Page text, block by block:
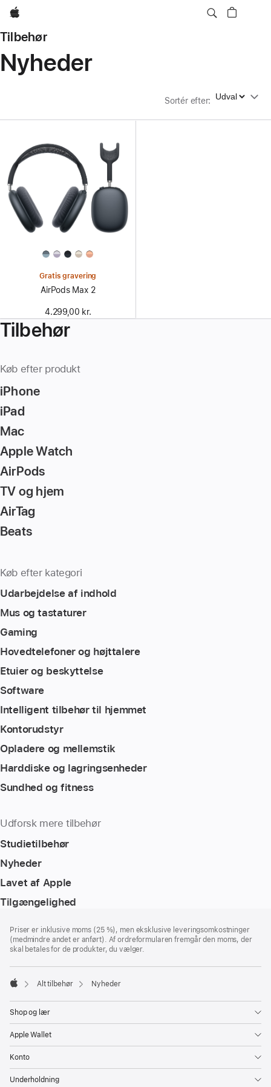
Apple
Tilbehør
Nyheder
Sortér efter: Sortér efter
Gratis gravering
AirPods Max 2
4.299,00 kr.
Tilbehør
Køb efter produkt
iPhone
iPad
Mac
Apple Watch
AirPods
TV og hjem
AirTag
Beats
Køb efter kategori
Udarbejdelse af indhold
Mus og tastaturer
Gaming
Hovedtelefoner og højttalere
Etuier og beskyttelse
Software
Intelligent tilbehør til hjemmet
Kontorudstyr
Opladere og mellemstik
Harddiske og lagringsenheder
Sundhed og fitness
Udforsk mere tilbehør
Studietilbehør
Nyheder
Lavet af Apple
Tilgængelighed
Priser er inklusive moms (25 %), men eksklusive leveringsomkostninger
(medmindre andet er anført). Af ordreformularen fremgår den moms, der
skal betales for de produkter, du vælger.
Alt tilbehør Nyheder
Shop og lær
Apple Wallet
Konto
Underholdning